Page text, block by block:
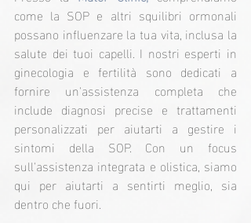
come la SOP e altri squilibri ormonali
possano influenzare la tua vita, inclusa la
salute dei tuoi capelli. I nostri esperti in
ginecologia e fertilità sono dedicati a
fornire un'assistenza completa che
include diagnosi precise e trattamenti
personalizzati per aiutarti a gestire i
sintomi della SOP. Con un focus
sull'assistenza integrata e olistica, siamo
qui per aiutarti a sentirti meglio, sia
dentro che fuori.